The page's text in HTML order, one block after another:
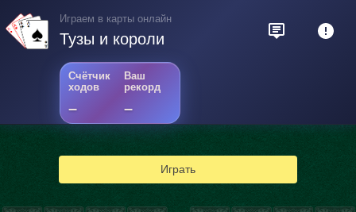
Играем в карты онлайн
Тузы и короли
Счётчик
ходов
–
Ваш
рекорд
–
Играть